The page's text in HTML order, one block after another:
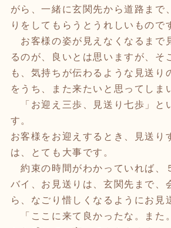
がら、一緒に玄関先から道路まで
りをしてもらうとうれしいもので
お客様の姿が見えなくなるまで
るのが、良いとは思いますが、そ
も、気持ちが伝わるような見送り
をうち、また来たいと思ってしま
「お迎え三歩、見送り七歩」と
す。
お客様をお迎えするとき、見送り
は、とても大事です。
約束の時間がわかっていれば、
バイ、お見送りは、玄関先まで、
ら、なごり惜しくなるようにお見
「ここに来て良かったな。また